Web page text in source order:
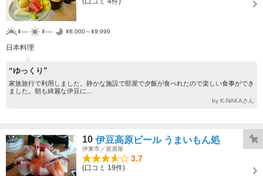
¥---- ¥---- ¥8,000～¥9,999
日本料理
“ゆっくり”
家族旅行で利用しました。静かな施設で部屋で夕飯が食べれたので楽しい食事ができ
ました。朝も綺麗な伊豆に...
by K-NAKAさん
10 伊豆高原ビール うまいもん処
伊東市／居酒屋
3.7
(口コミ 19件)